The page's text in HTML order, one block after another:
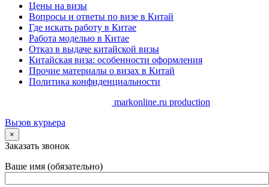
Цены на визы
Вопросы и ответы по визе в Китай
Где искать работу в Китае
Работа моделью в Китае
Отказ в выдаче китайской визы
Китайская виза: особенности оформления
Прочие материалы о визах в Китай
Политика конфиденциальности
markonline.ru production
Вызов курьера
×
Заказать звонок
Ваше имя (обязательно)